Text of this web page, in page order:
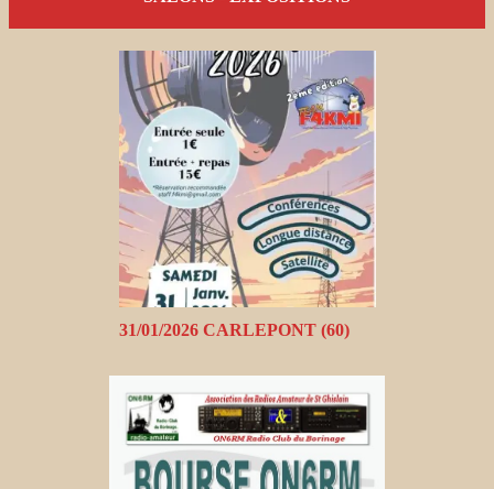
31/01/2026 CARLEPONT (60)